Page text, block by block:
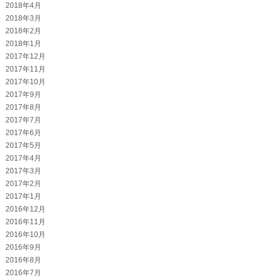
2018年4月
2018年3月
2018年2月
2018年1月
2017年12月
2017年11月
2017年10月
2017年9月
2017年8月
2017年7月
2017年6月
2017年5月
2017年4月
2017年3月
2017年2月
2017年1月
2016年12月
2016年11月
2016年10月
2016年9月
2016年8月
2016年7月